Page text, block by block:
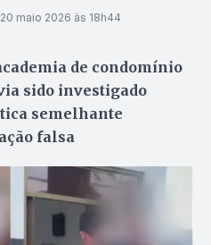
20 maio 2026 às 18h44
de condomínio
sido investigado
semelhante
falsa